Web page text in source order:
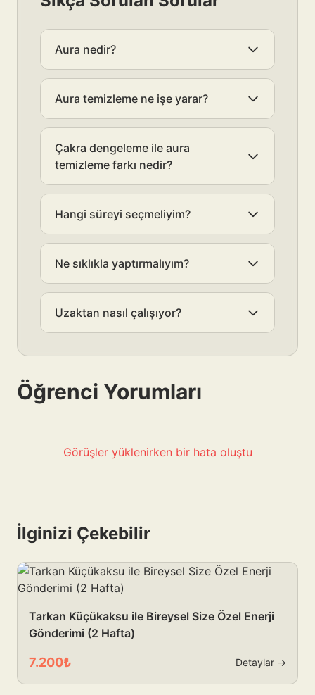
Aura nedir?
Aura temizleme ne işe yarar?
Çakra dengeleme ile aura
temizleme farkı nedir?
Hangi süreyi seçmeliyim?
Ne sıklıkla yaptırmalıyım?
Uzaktan nasıl çalışıyor?
Öğrenci Yorumları
Görüşler yüklenirken bir hata oluştu
İlginizi Çekebilir
Tarkan Küçükaksu ile Bireysel Size Özel Enerji
Gönderimi (2 Hafta)
7.200₺ Detaylar →